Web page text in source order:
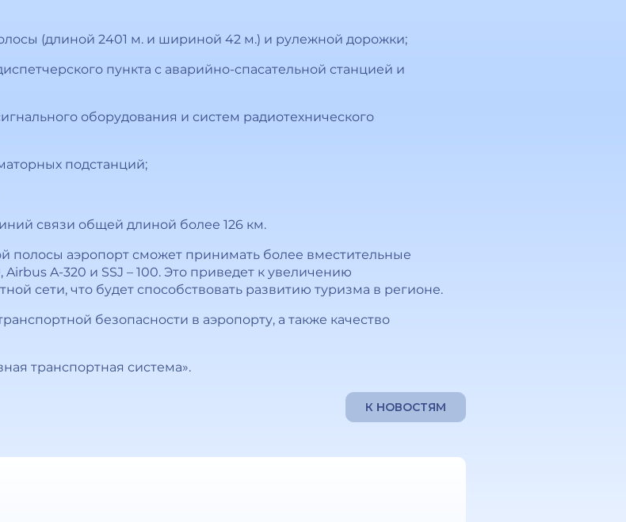
(длиной 2401 м. и шириной 42 м.) и рулежной дорожки;
пункта с аварийно-спасательной станцией и
оборудования и систем радиотехнического
подстанций;
связи общей длиной более 126 км.
полосы аэропорт сможет принимать более вместительные
A-320 и SSJ – 100. Это приведет к увеличению
сети, что будет способствовать развитию туризма в регионе.
безопасности в аэропорту, а также качество
транспортная система».
К НОВОСТЯМ